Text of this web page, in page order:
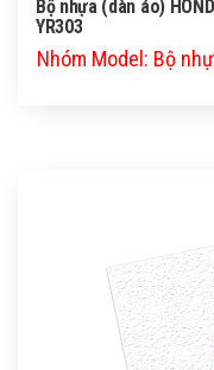
Bộ nhựa (dàn áo)
YR303
Nhóm Model: Bộ